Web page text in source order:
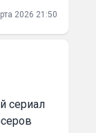
2026 21:50
сериал